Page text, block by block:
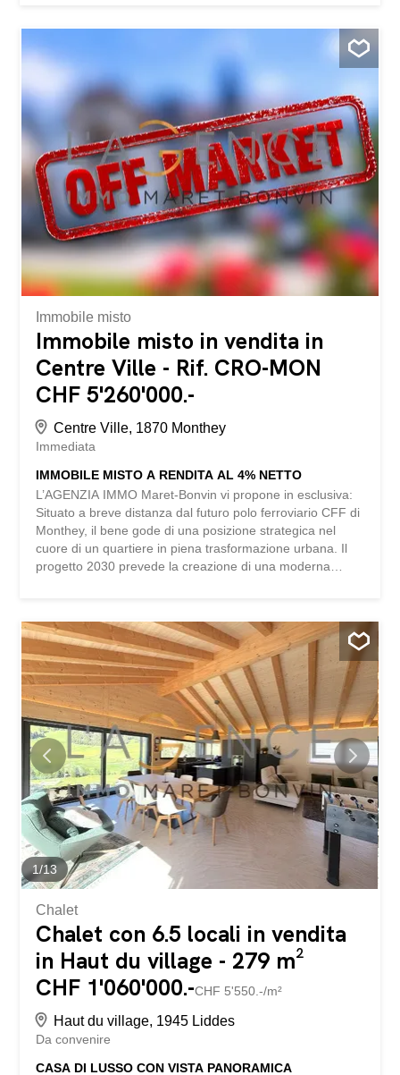
appartamento di 3.5 locali situato all’attico, con una
splendida terrazza di 27 m², ideale per godere appieno di
un ambiente tranquillo, luminoso e perfettamente
soleggiato. Situato nel pittoresco villaggio di Conthey, nel
cuore del Vallese e a pochi minuti da Sion, questo
immobile combina armoniosamente serenità residenziale,
comfort moderno e vicinanza immediata ai servizi e alle
principali autostrade. Distribuzione dell’immobile: •
Ingresso con armadi a muro • Spaziosa e luminosa zona
giorno con salotto e sala da pranzo • Moderna cucina
aperta, elegante e completamente attrezzata • Due
camere da letto, di cui una magnifica suite padronale con
cabina armadio...
Immobile misto
Immobile misto in vendita in
Centre Ville - Rif. CRO-MON
CHF 5'260'000.-
Centre Ville, 1870 Monthey
Immediata
IMMOBILE MISTO A RENDITA AL 4% NETTO
L’AGENZIA IMMO Maret-Bonvin vi propone in esclusiva:
Situato a breve distanza dal futuro polo ferroviario CFF di
Monthey, il bene gode di una posizione strategica nel
cuore di un quartiere in piena trasformazione urbana. Il
progetto 2030 prevede la creazione di una moderna
l’accessibilità del settore. Questo importante sviluppo
contribuirà a valorizzare in modo sostenibile il quartiere,
offrendo ai suoi abitanti un ambiente di vita pratico,
connesso e proiettato verso il futuro. Per maggiori
informazioni non esitate a contattarmi Johnny Bonvin
079/449.11.12 www.lagenceimmo.ch L'AGENCE IMMO
Maret-Bonvin vous propose en exclusivité : Situé à
proximité immédiate du futur pôle ferroviaire CFF de
Monthey, le bien bénéficie d’un emplacement stratégique
au cœur d’un quartier en pleine transformation urbaine.
Le projet 2030 prévoit la création...
1/13
Chalet
Chalet con 6.5 locali in vendita
in Haut du village - 279 m²
CHF 1'060'000.-CHF 5'550.-/m²
Haut du village, 1945 Liddes
Da convenire
CASA DI LUSSO CON VISTA PANORAMICA